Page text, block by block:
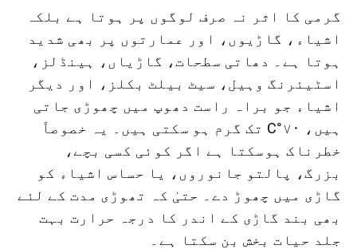
گرمی کا اثر نہ صرف لوگوں پر ہوتا ہے بلکہ
اشیاء، گاڑیوں، اور عمارتوں پر بھی شدید
ہوتا ہے۔ دھاتی سطحات، گاڑیاں، ہینڈلز،
اسٹیئرنگ وہیل، سیٹ بیلٹ بکلز، اور دیگر
اشیاء جو براہ راست دھوپ میں چھوڑی جاتی
ہیں، ۷۰°C تک گرم ہو سکتی ہیں۔ یہ خصوصاً
خطرناک ہوسکتا ہے اگر کوئی کسی بچے،
بزرگ، پالتو جانوروں، یا حساس اشیاء کو
گاڑی میں چھوڑ دے۔ حتیٰ کہ تھوڑی مدت کے لئے
بھی بند گاڑی کے اندر کا درجہ حرارت بہت
جلد حیات بخش بن سکتا ہے۔